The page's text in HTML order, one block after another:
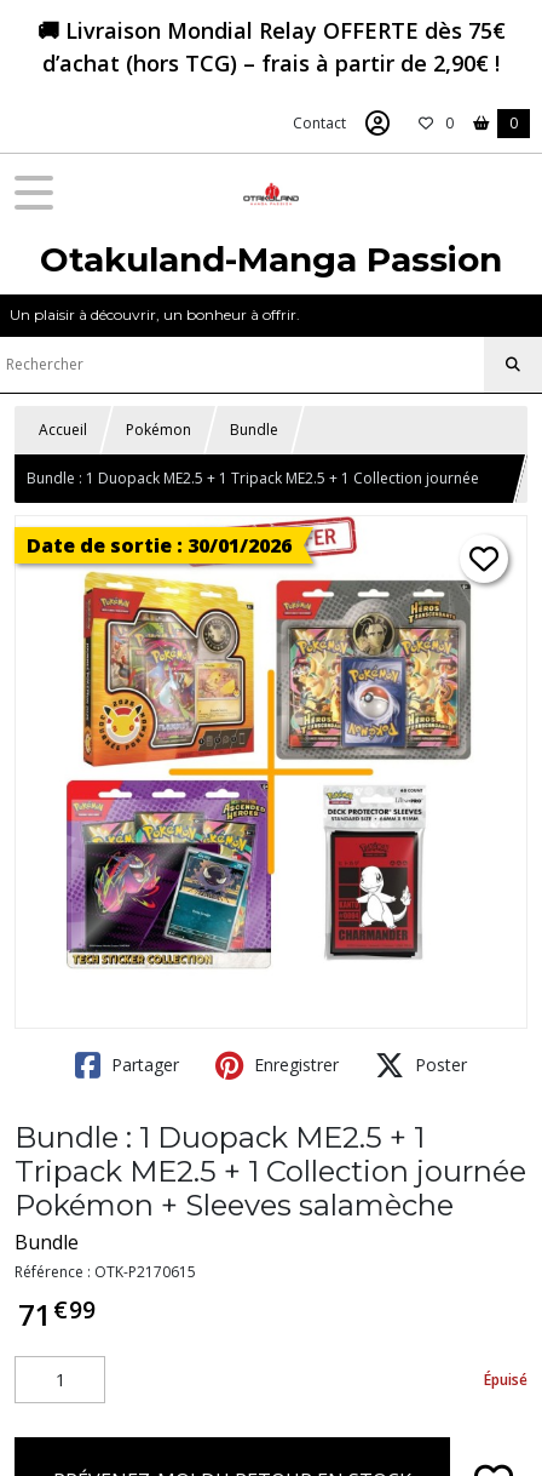
🚚 Livraison Mondial Relay OFFERTE dès 75€
d’achat (hors TCG) – frais à partir de 2,90€ !
Contact 0 0
Otakuland-Manga Passion
Un plaisir à découvrir, un bonheur à offrir.
Accueil Pokémon Bundle
Bundle : 1 Duopack ME2.5 + 1 Tripack ME2.5 + 1 Collection journée
Pokémon + Sleeves salamèche
Date de sortie : 30/01/2026
Partager Enregistrer Poster
Bundle : 1 Duopack ME2.5 + 1
Tripack ME2.5 + 1 Collection journée
Pokémon + Sleeves salamèche
Bundle
Référence : OTK-P2170615
71 €99
Épuisé